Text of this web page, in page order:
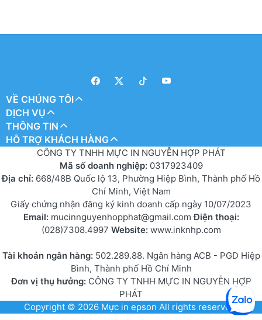
VỀ CHÚNG TÔI
DỊCH VỤ
THÔNG TIN
HỖ TRỢ KHÁCH HÀNG
CÔNG TY TNHH MỰC IN NGUYỄN HỢP PHÁT
Mã số doanh nghiệp: 0317923409
Địa chỉ: 668/48B Quốc lộ 13, Phường Hiệp Bình, Thành phố Hồ
Chí Minh, Việt Nam
Giấy chứng nhận đăng ký kinh doanh cấp ngày 10/07/2023
Email: mucinnguyenhopphat@gmail.comĐiện thoại:
(028)7308.4997 Website: www.inknhp.com
Tài khoản ngân hàng: 502.289.88. Ngân hàng ACB - PGD Hiệp
Bình, Thành phố Hồ Chí Minh
Đơn vị thụ hưởng:CÔNG TY TNHH MỰC IN NGUYỄN HỢP
PHÁT
Copyright © 2026 Mực in epson All rights reserved.